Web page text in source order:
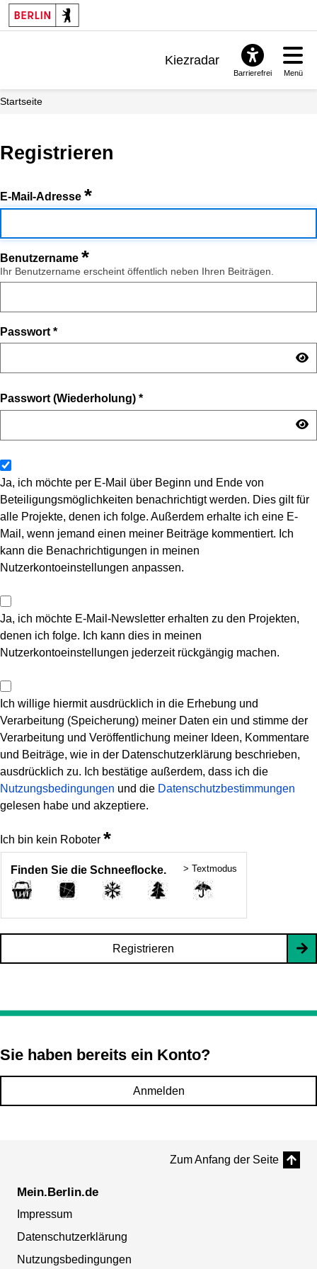
Kiezradar
Barrierefrei Menü
Startseite
Registrieren
E-Mail-Adresse *
Benutzername *
Ihr Benutzername erscheint öffentlich neben Ihren Beiträgen.
Passwort *
Passwort (Wiederholung) *
Ja, ich möchte per E-Mail über Beginn und Ende von
Beteiligungsmöglichkeiten benachrichtigt werden. Dies gilt für
alle Projekte, denen ich folge. Außerdem erhalte ich eine E-
Mail, wenn jemand einen meiner Beiträge kommentiert. Ich
kann die Benachrichtigungen in meinen
Nutzerkontoeinstellungen anpassen.
Ja, ich möchte E-Mail-Newsletter erhalten zu den Projekten,
denen ich folge. Ich kann dies in meinen
Nutzerkontoeinstellungen jederzeit rückgängig machen.
Ich willige hiermit ausdrücklich in die Erhebung und
Verarbeitung (Speicherung) meiner Daten ein und stimme der
Verarbeitung und Veröffentlichung meiner Ideen, Kommentare
und Beiträge, wie in der Datenschutzerklärung beschrieben,
ausdrücklich zu. Ich bestätige außerdem, dass ich die
Nutzungsbedingungen und die Datenschutzbestimmungen
gelesen habe und akzeptiere.
Ich bin kein Roboter *
Finden Sie die Schneeflocke. > Textmodus
Registrieren
Sie haben bereits ein Konto?
Anmelden
Zum Anfang der Seite
Mein.Berlin.de
Impressum
Datenschutzerklärung
Nutzungsbedingungen